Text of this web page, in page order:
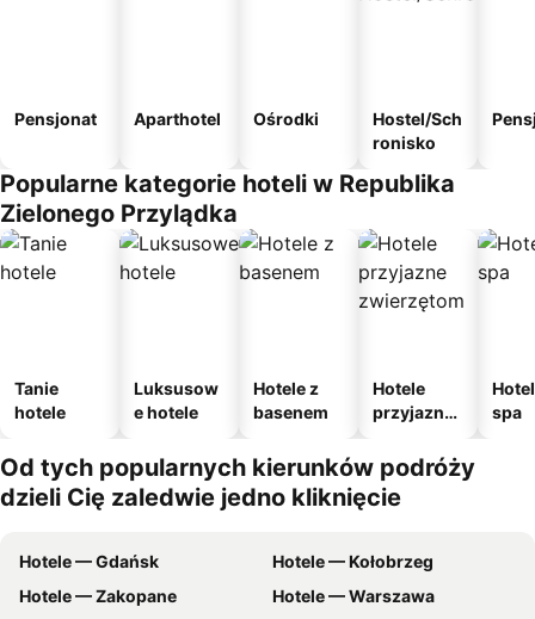
Pensjonat Aparthotel Ośrodki
Hostel/Sch
ronisko
Popularne kategorie hoteli w Republika
Zielonego Przylądka
Tanie
hotele
Luksusow
e hotele
Hotele z
basenem
Hotele
przyjazne
m
spa
Od tych popularnych kierunków podróży
dzieli Cię zaledwie jedno kliknięcie
Hotele — Gdańsk
Hotele — Kołobrzeg
Hotele — Zakopane
Hotele — Warszawa